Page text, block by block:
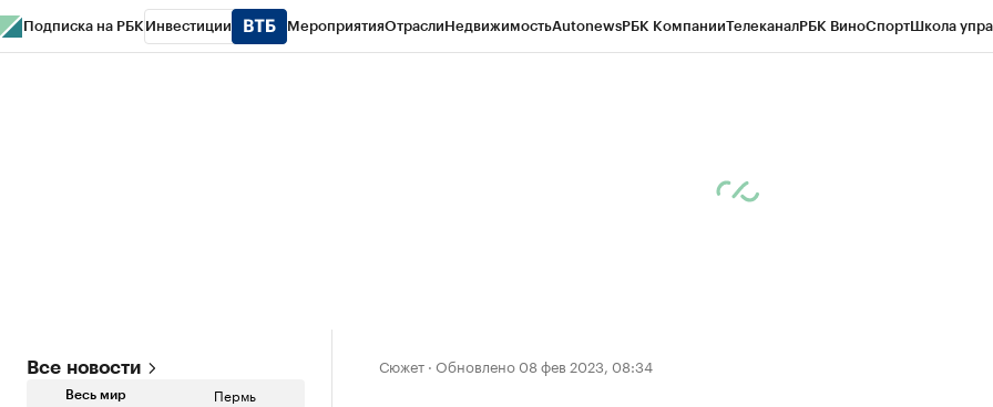
Подписка на РБК Инвестиции МероприятияОтраслиНедвижимостьAutonewsРБК КомпанииТелеканалРБК ВиноСпортШкола
Все новости
Весь мир Пермь
Сюжет · Обновлено 08 фев 2023, 08:34